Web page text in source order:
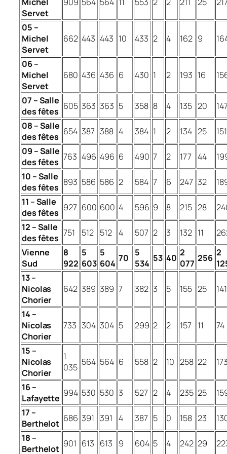
Servet
05 –
Michel
Servet
662 443 443 10 433 2 4 162 9
06 –
Michel
Servet
680 436 436 6 430 1 2 193 16
07 – Salle
des fêtes 605 363 363 5 358 8 4 135 20
08 – Salle
des fêtes 654 387 388 4 384 1 2 134 25
151
09 – Salle
des fêtes 763 496 496 6 490 7 2 177 44
10 – Salle
des fêtes 893 586 586 2 584 7 6 247 32
11 – Salle
des fêtes 927 600 600 4 596 9 8 215 28
12 – Salle
des fêtes 751 512 512 4 507 2 3 132 11
Vienne
Sud
8
922
5
603
5
604 70
5
534 53 40 2
077 256 2
13 –
Nicolas
Chorier
642 389 389 7 382 3 5 155 25 141
14 –
Nicolas
Chorier
733 304 304 5 299 2 2 157 11 74
15 –
Nicolas
Chorier
1
035 564 564 6 558 2 10 258 22
16 –
Lafayette 994 530 530 3 527 2 4 235 25
17 –
Berthelot 686 391 391 4 387 5 0 158 23
18 –
Berthelot 901 613 613 9 604 5 4 242 29